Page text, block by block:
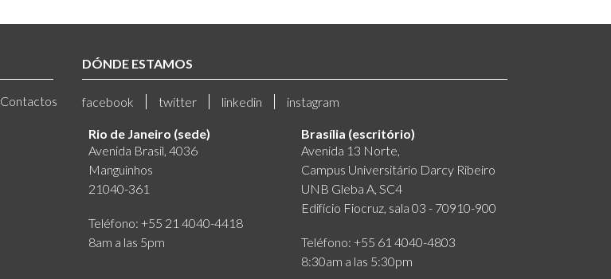
Contactos
DÓNDE ESTAMOS
facebook twitter linkedin instagram
Rio de Janeiro (sede)
Avenida Brasil, 4036
Manguinhos
21040-361
Teléfono: +55 21 4040-4418
8am a las 5pm
Brasília (escritório)
Avenida 13 Norte,
Campus Universitário Darcy Ribeiro
UNB Gleba A, SC4
Edifício Fiocruz, sala 03 - 70910-900
Teléfono: +55 61 4040-4803
8:30am a las 5:30pm